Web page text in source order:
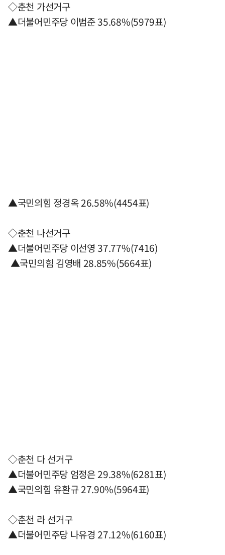
◇춘천 가선거구
▲더불어민주당 이범준 35.68%(5979표)
▲국민의힘 정경옥 26.58%(4454표)
◇춘천 나선거구
▲더불어민주당 이선영 37.77%(7416)
▲국민의힘 김영배 28.85%(5664표)
◇춘천 다 선거구
▲더불어민주당 엄정은 29.38%(6281표)
▲국민의힘 유환규 27.90%(5964표)
◇춘천 라 선거구
▲더불어민주당 나유경 27.12%(6160표)